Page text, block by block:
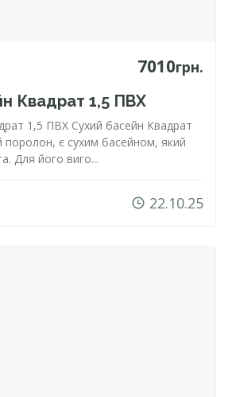
7010грн.
Квадрат 1,5 ПВХ
1,5 ПВХ Сухий басейн Квадрат
є сухим басейном, який
Для його виго...
22.10.25